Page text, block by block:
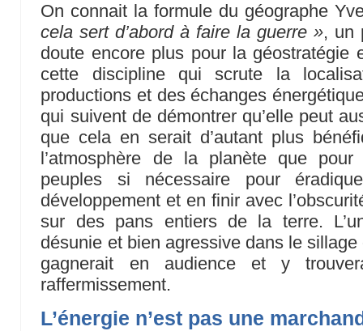
On connait la formule du géographe
cela sert d’abord à faire la guerre », un
doute encore plus pour la géostratégie
cette discipline qui scrute la
productions et des échanges
qui suivent de démontrer qu’elle peut
que cela en serait d’autant plus
l’atmosphère de la planète que
peuples si nécessaire pour
développement et en finir avec
sur des pans entiers de la terre.
désunie et bien agressive dans le
gagnerait en audience et y
raffermissement.
L’énergie n’est pas une